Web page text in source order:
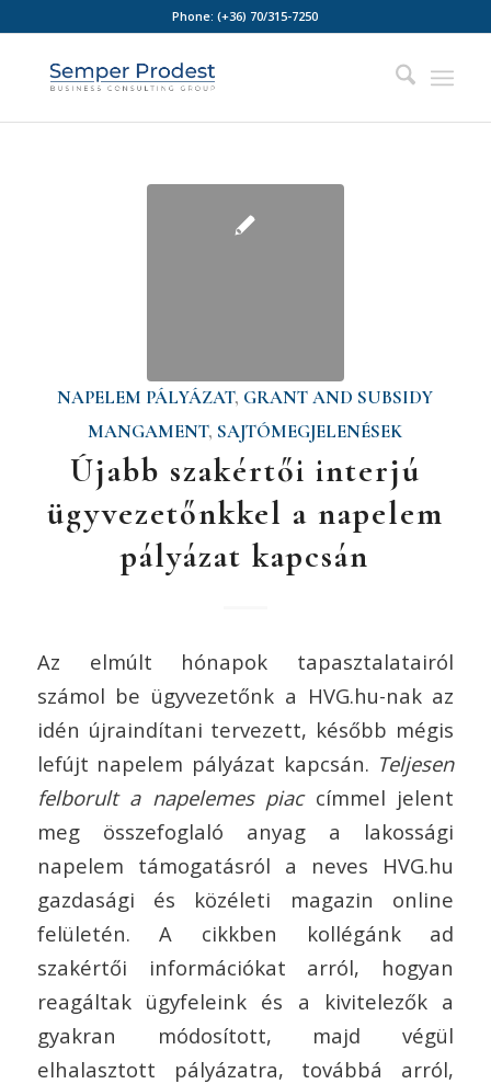
Phone:(+36) 70/315-7250
NAPELEM PÁLYÁZAT, GRANT AND SUBSIDY
MANGAMENT, SAJTÓMEGJELENÉSEK
Újabb szakértői interjú
ügyvezetőnkkel a napelem
pályázat kapcsán
Az elmúlt hónapok tapasztalatairól
számol be ügyvezetőnk a HVG.hu-nak az
idén újraindítani tervezett, később mégis
lefújt napelem pályázat kapcsán. Teljesen
felborult a napelemes piaccímmel jelent
meg összefoglaló anyag a lakossági
napelem támogatásról a neves HVG.hu
gazdasági és közéleti magazin online
felületén. A cikkben kollégánk ad
szakértői információkat arról, hogyan
reagáltak ügyfeleink és a kivitelezők a
gyakran módosított, majd végül
elhalasztott pályázatra, továbbá arról,